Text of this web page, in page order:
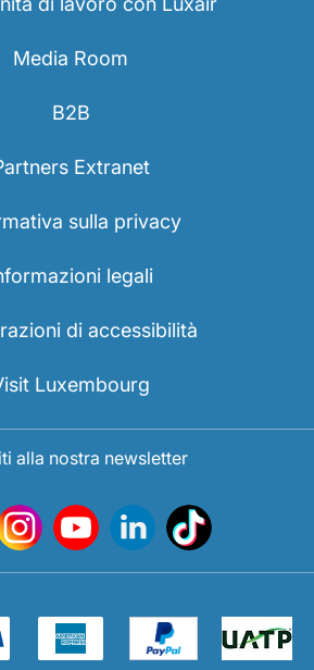
Media Room
B2B
Extranet
sulla privacy
legali
di accessibilità
Luxembourg
alla nostra newsletter